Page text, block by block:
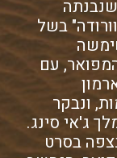
הוורודה" בשל
עם
ונבקר
ג'אי סינג.
בסרט